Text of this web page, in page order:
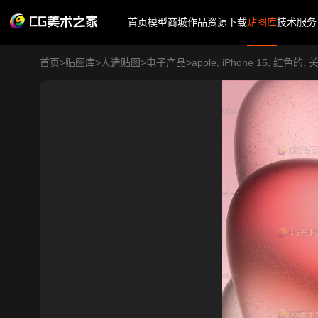
首页模型商城作品资源下载贴图库技术服务
首页>贴图库>人造贴图>电子产品>apple, iPhone 15, 红色的,